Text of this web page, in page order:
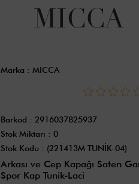
Arkası ve Cep Kapağı Saten
Spor Kap Tunik-Laci
Stok Kodu (221413M TUNİK-04)
Marka : MICCA
Barkod : 2916037825937
Stok Miktarı : 0